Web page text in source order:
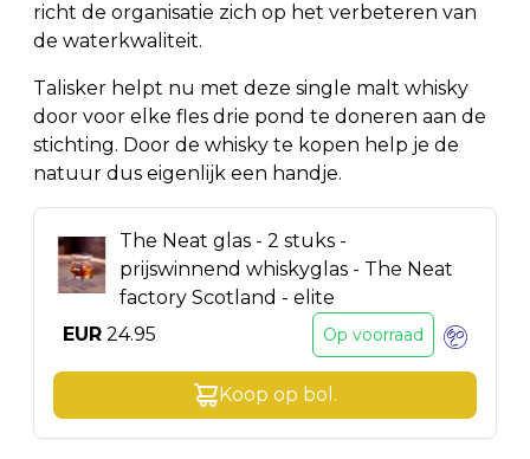
richt de organisatie zich op het verbeteren van
de waterkwaliteit.
Talisker helpt nu met deze single malt whisky
door voor elke fles drie pond te doneren aan de
stichting. Door de whisky te kopen help je de
natuur dus eigenlijk een handje.
The Neat glas - 2 stuks -
prijswinnend whiskyglas - The Neat
factory Scotland - elite
EUR 24.95 Op voorraad
Koop op bol .